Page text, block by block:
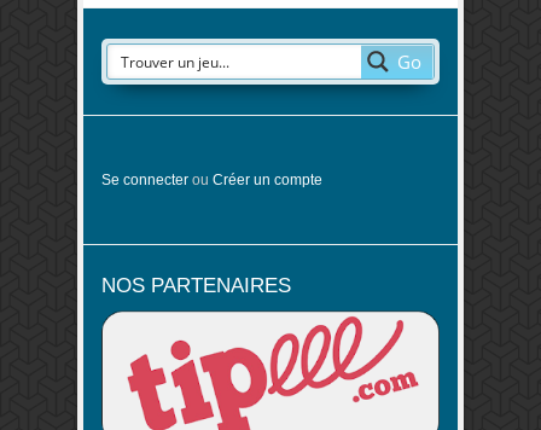
Go
Se connecter ou Créer un compte
NOS PARTENAIRES